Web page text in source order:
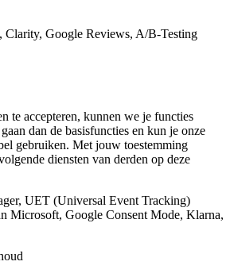
Clarity, Google Reviews, A/B-Testing
te accepteren, kunnen we je functies
dan de basisfuncties en kun je onze
gebruiken. Met jouw toestemming
diensten van derden op deze
UET (Universal Event Tracking)
Microsoft, Google Consent Mode, Klarna,